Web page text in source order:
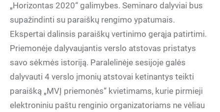
„Horizontas 2020“ galimybes. Seminaro dalyviai bus
supažindinti su paraiškų rengimo ypatumais.
Ekspertai dalinsis paraiškų vertinimo gerąja patirtimi.
Priemonėje dalyvaujantis verslo atstovas pristatys
savo sėkmės istoriją. Paralelinėje sesijoje galės
dalyvauti 4 verslo įmonių atstovai ketinantys teikti
paraišką „MVĮ priemonės“ kvietimams, kurie pirmieji
elektroniniu paštu renginio organizatoriams ne vėliau